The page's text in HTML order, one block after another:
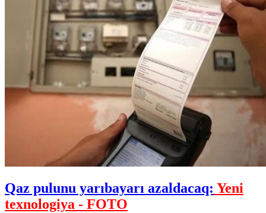
Qaz pulunu yarıbayarı azaldacaq: Yeni
texnologiya - FOTO